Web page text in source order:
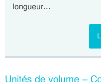
longueur…
Unités de volume –